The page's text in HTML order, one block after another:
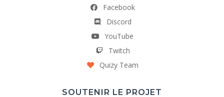
Facebook
Discord
YouTube
Twitch
Quizy Team
SOUTENIR LE PROJET